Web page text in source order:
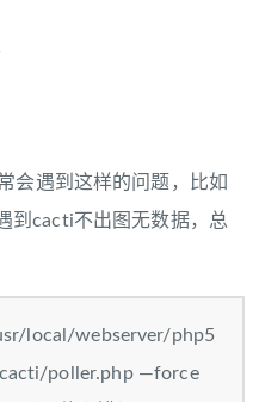
会遇到这样的问题，比如
到cacti不出图无数据，总
local/webserver/php5
poller.php —force